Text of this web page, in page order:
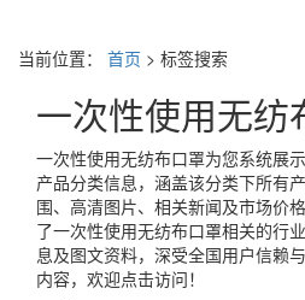
当前位置： 首页 > 标签搜索
一次性使用无纺
一次性使用无纺布口罩为您系统展示
产品分类信息，涵盖该分类下所有
围、高清图片、相关新闻及市场价
了一次性使用无纺布口罩相关的行
息及图文资料，深受全国用户信赖
内容，欢迎点击访问！